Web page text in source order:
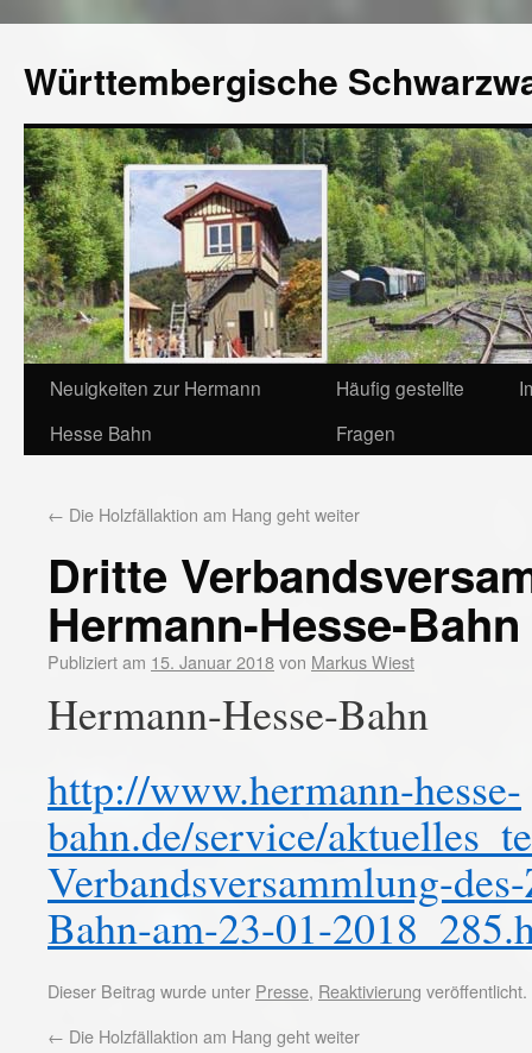
Württembergische
Neuigkeiten zur Hermann
Hesse Bahn
Häufig gestellte
Fragen
← Die Holzfällaktion am Hang geht weiter
Dritte
Hermann-Hesse-
Publiziert am 15. Januar 2018von Markus Wiest
Hermann-Hesse-Bahn
http://www.hermann-hesse-
bahn.de/service/
Verbandsversammlung-
Bahn-am-23-01-
Dieser Beitrag wurde unter Presse, Reaktivierung
← Die Holzfällaktion am Hang geht weiter